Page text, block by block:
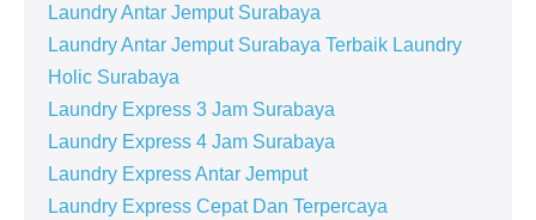
Laundry Antar Jemput Surabaya
Laundry Antar Jemput Surabaya Terbaik Laundry
Holic Surabaya
Laundry Express 3 Jam Surabaya
Laundry Express 4 Jam Surabaya
Laundry Express Antar Jemput
Laundry Express Cepat Dan Terpercaya